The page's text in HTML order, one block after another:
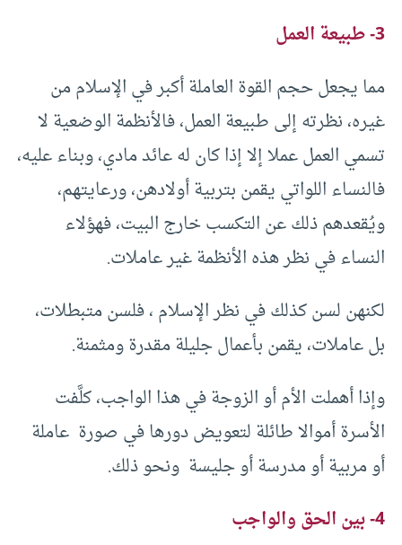
3- طبيعة العمل
مما يجعل حجم القوة العاملة أكبر في الإسلام من
غيره، نظرته إلى طبيعة العمل، فالأنظمة الوضعية لا
تسمي العمل عملا إلا إذا كان له عائد مادي، وبناء عليه،
فالنساء اللواتي يقمن بتربية أولادهن، ورعايتهم،
ويُقعدهم ذلك عن التكسب خارج البيت، فهؤلاء
النساء في نظر هذه الأنظمة غير عاملات.
لكنهن لسن كذلك في نظر الإسلام ، فلسن متبطلات،
بل عاملات، يقمن بأعمال جليلة مقدرة ومثمنة.
وإذا أهملت الأم أو الزوجة في هذا الواجب، كلَّفت
الأسرة أموالا طائلة لتعويض دورها في صورة عاملة
أو مربية أو مدرسة أو جليسة ونحو ذلك.
4- بين الحق والواجب